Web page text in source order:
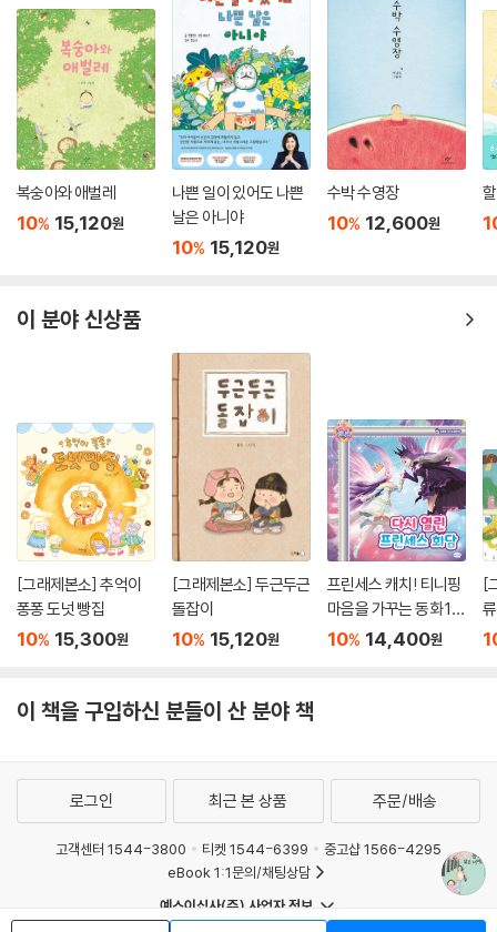
가깝습니다. 현실의 육아는 고된 가사 노동의 반복과 힘겨루기에 가까운
아이와의 소통으로 엄마를 한계까지 몰아가곤 합니다. 그러다 보니 ‘안 돼’,
‘하지 마’, ‘빨리 해’ 같은 잔소리와 야단치는 말을 훨씬 자주하게 되지요. 엄
마는 나름의 최선을 다하고도 아이에게 더 잘해 주지 못했다는 아쉬움과
자책을 갖기 쉽습니다.
《엄마 마음 그림책》은 육아에 지친 엄마에게는 지금도 충분히 잘하고 있다
는 격려를 전하고, 아이에게는 엄마가 미처 표현하지 못했던 속마음을 전
하기 위해 만들어졌습니다. 앞서 출간된 《엄마 마음 그림책》에서 1~5권에
는 표현이 서투른 엄마가 아이에게 전하는 속마음을, 6~10권에는 이제 막
권에는 성장하는 아이에게 전하고 싶은 엄마의 바람을, 16~20권에는 성
장하는 아이를 든든하게 받쳐 줄 엄마의 약속을 담았고 이어서 출간하는 2
1~25권에는 엄마가 마음에 심어 주고 싶은 가치를, 26~30권에는 아이
와 함께 보낸 계절을 되새기며 아이의 성장을 응원하는 엄마의 마음을 담
았습니다. 봄, 여름, 가을, 겨울을 함께 보내며 아이와 함께했던 기억들이
새록새록 떠오르는 추억과 앞으로 성장할 아이를 응원하는 마음이 가득 담
긴 선물 같은 책이 될 것입니다. 《엄마 마음 그림책》은 엄마가 먼저 읽고 느
낀 감동을 아이에게 전달해도 좋고, 처음부터 엄마와 아이가 함께 읽어 나
가도 좋습니다. 굳이 설명을 덧붙이지 않더라도, 엄마와 아이 모두 서로의
진심을 느낄 수 있을 것입니다.
[ 교과 연계 ]
누리과정) 의사소통(듣기와 말하기) / 사회관계(나를 알고 존중하기)
2학년 1학기) 국어: 5. 마음을 짐작해요 / 통합: 1. 나 / 2학년 2학기) 통합
복숭아와 애벌레
10% 15,120원
나쁜 일이 있어도 나쁜
날은 아니야
10% 15,120원
수박 수영장
10% 12,600원
이 분야 신상품
[그래제본소] 추억이
퐁퐁 도넛 빵집
10% 15,300원
[그래제본소] 두근두근
돌잡이
10% 15,120원
프린세스 캐치! 티니핑
마음을 가꾸는 동화 10
: 다시 열린 프린세스 회
10% 14,400원
[
이 책을 구입하신 분들이 산 분야 책
로그인 최근 본 상품 주문/배송
고객센터 1544-3800 티켓 1544-6399
중고샵 1566-4295
eBook 1:1문의/채팅상담
예스이십사(주) 사업자 정보